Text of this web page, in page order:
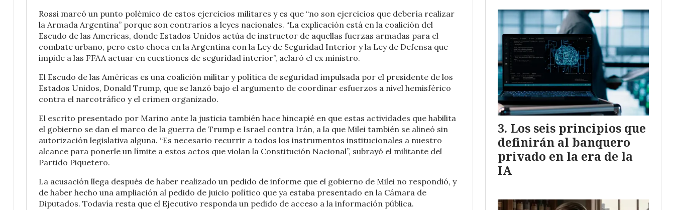
Rossi marcó un punto polémico de estos ejercicios militares y es que “no son ejercicios que debería realizar
la Armada Argentina” porque son contrarios a leyes nacionales. “La explicación está en la coalición del
Escudo de las Americas, donde Estados Unidos actúa de instructor de aquellas fuerzas armadas para el
combate urbano, pero esto choca en la Argentina con la Ley de Seguridad Interior y la Ley de Defensa que
impide a las FFAA actuar en cuestiones de seguridad interior”, aclaró el ex ministro.
El Escudo de las Américas es una coalición militar y política de seguridad impulsada por el presidente de los
Estados Unidos, Donald Trump, que se lanzó bajo el argumento de coordinar esfuerzos a nivel hemisférico
contra el narcotráfico y el crimen organizado.
El escrito presentado por Marino ante la justicia también hace hincapié en que estas actividades que habilita
el gobierno se dan el marco de la guerra de Trump e Israel contra Irán, a la que Milei también se alineó sin
autorización legislativa alguna. “Es necesario recurrir a todos los instrumentos institucionales a nuestro
alcance para ponerle un límite a estos actos que violan la Constitución Nacional”, subrayó el militante del
Partido Piquetero.
La acusación llega después de haber realizado un pedido de informe que el gobierno de Milei no respondió, y
de haber hecho una ampliación al pedido de juicio político que ya estaba presentado en la Cámara de
Diputados. Todavía resta que el Ejecutivo responda un pedido de acceso a la información pública.
Los seis principios que
definirán al banquero
privado en la era de la
IA